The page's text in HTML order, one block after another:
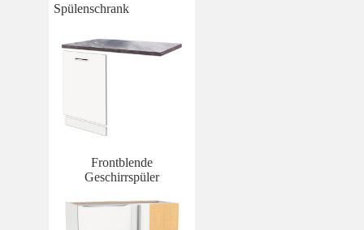
Spülenschrank
Frontblende
Geschirrspüler